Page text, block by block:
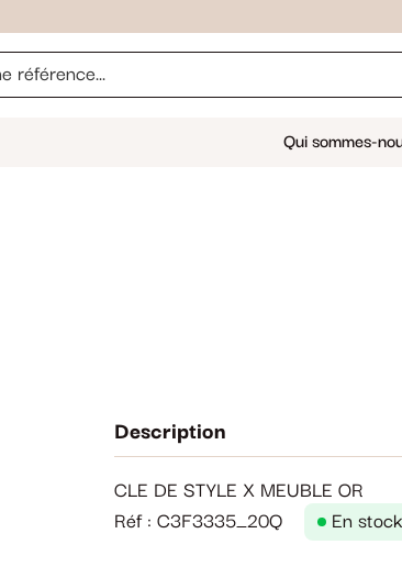
Qui sommes-
Description
CLE DE STYLE X MEUBLE OR
Réf : C3F3335_20Q
En stock